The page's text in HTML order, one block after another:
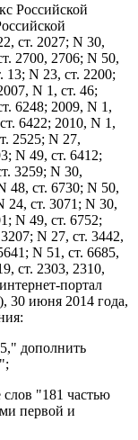
Российской
ст. 2027; N 30,
2700, 2706; N 50,
13; N 23, ст. 2200;
N 1, ст. 46;
6248; 2009, N 1,
6422; 2010, N 1,
2525; N 27,
N 49, ст. 6412;
3259; N 30,
48, ст. 6730; N 50,
24, ст. 3071; N 30,
N 49, ст. 6752;
N 27, ст. 3442,
N 51, ст. 6685,
ст. 2303, 2310,
портал
), 30 июня 2014 года,
дополнить
слов "181 частью
первой и